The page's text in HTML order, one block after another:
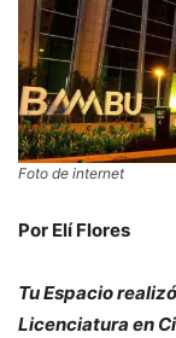
Foto de internet
Por Elí Flores
Tu Espacio
Licenciatura en